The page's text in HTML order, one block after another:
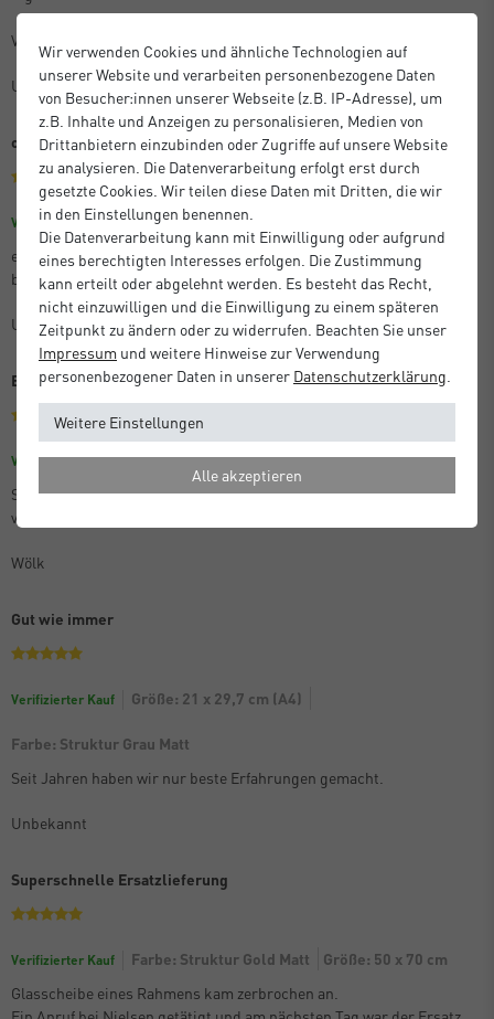
Vielen Dank dafür
Unbekannt
optisches Highlight
Verifizierter Kauf Größe: 30 x 40 cm
es ist immer wieder faszinierend zu sheen mit welcher Leichtigkeit
besondere Bilder, Rkunden, etc. weiter aufgewertet werden..........
Unbekannt
Bilderrahmen
Verifizierter Kauf Größe: 50 x 50 cm
Farbe: Struktur Schwarz Matt
Schnelle Lieferung, sehr gute Qualität und die Ware war sehr gut
verpackt. Kann die Bilderrahmen nur empfehlen.
Wölk
Gut wie immer
Verifizierter Kauf Größe: 21 x 29,7 cm (A4)
Farbe: Struktur Grau Matt
Seit Jahren haben wir nur beste Erfahrungen gemacht.
Unbekannt
Superschnelle Ersatzlieferung
Verifizierter Kauf Farbe: Struktur Gold Matt
Größe: 50 x 70 cm
Glasscheibe eines Rahmens kam zerbrochen an.
Wir verwenden Cookies und ähnliche Technologien auf
unserer Website und verarbeiten personenbezogene Daten
von Besucher:innen unserer Webseite (z.B. IP-Adresse), um
z.B. Inhalte und Anzeigen zu personalisieren, Medien von
Drittanbietern einzubinden oder Zugriffe auf unsere Website
zu analysieren. Die Datenverarbeitung erfolgt erst durch
gesetzte Cookies. Wir teilen diese Daten mit Dritten, die wir
in den Einstellungen benennen.
Die Datenverarbeitung kann mit Einwilligung oder aufgrund
eines berechtigten Interesses erfolgen. Die Zustimmung
kann erteilt oder abgelehnt werden. Es besteht das Recht,
nicht einzuwilligen und die Einwilligung zu einem späteren
Zeitpunkt zu ändern oder zu widerrufen. Beachten Sie unser
Impressum und weitere Hinweise zur Verwendung
personenbezogener Daten in unserer Daten­schutz­erklärung
Weitere Einstellungen
Alle akzeptieren